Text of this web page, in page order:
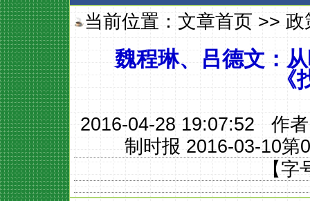
当前位置：文章首页>>政
魏程琳、吕德文：
《
2016-04-28 19:07:52 作
制时报 2016-03-10第
【字